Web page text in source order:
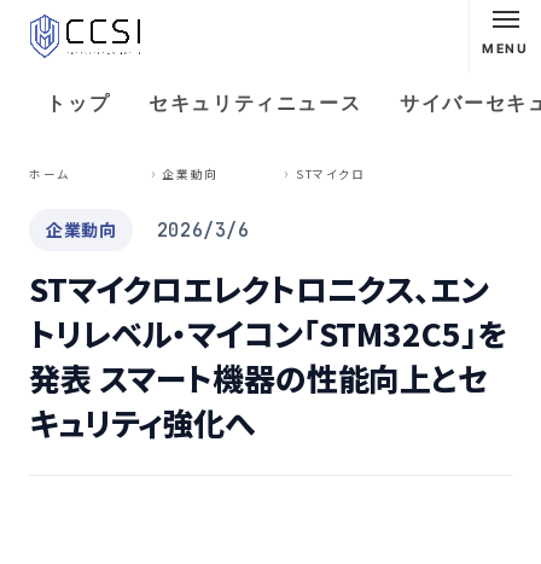
MENU
トップ セキュリティニュース サイバーセキ
ホーム 企業動向
企業動向 2026/3/6
STマイクロエレクトロニクス、エン
トリレベル・マイコン「STM32C5」を
発表 スマート機器の性能向上とセ
キュリティ強化へ